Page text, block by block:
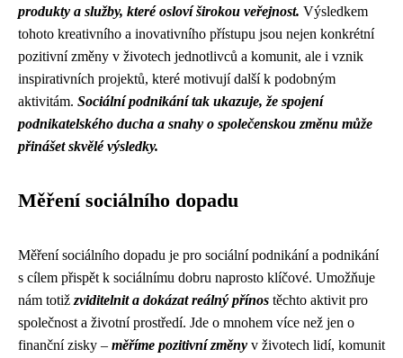
produkty a služby, které osloví širokou veřejnost. Výsledkem
tohoto kreativního a inovativního přístupu jsou nejen konkrétní
pozitivní změny v životech jednotlivců a komunit, ale i vznik
inspirativních projektů, které motivují další k podobným
aktivitám. Sociální podnikání tak ukazuje, že spojení
podnikatelského ducha a snahy o společenskou změnu může
přinášet skvělé výsledky.
Měření sociálního dopadu
Měření sociálního dopadu je pro sociální podnikání a podnikání
s cílem přispět k sociálnímu dobru naprosto klíčové. Umožňuje
nám totiž zviditelnit a dokázat reálný přínos těchto aktivit pro
společnost a životní prostředí. Jde o mnohem více než jen o
finanční zisky – měříme pozitivní změny v životech lidí, komunit